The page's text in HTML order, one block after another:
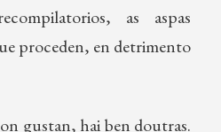
as aspas
proceden, en detrimento
gustan, hai ben doutras.